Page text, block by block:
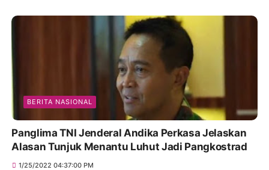
BERITA NASIONAL
Panglima TNI Jenderal Andika Perkasa Jelaskan
Alasan Tunjuk Menantu Luhut Jadi Pangkostrad
1/25/2022 04:37:00 PM